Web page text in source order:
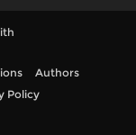
Authors
Policy